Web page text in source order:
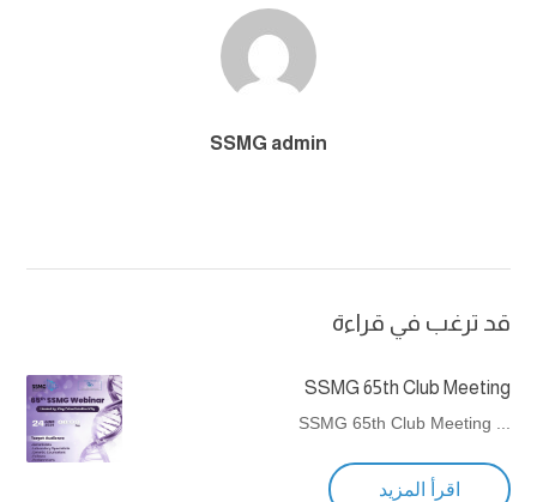
SSMG admin
قد ترغب في قراءة
SSMG 65th Club Meeting
... SSMG 65th Club Meeting
اقرأ المزيد